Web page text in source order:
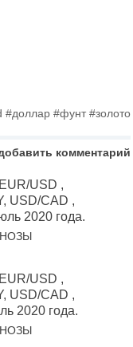
#доллар #фунт #золото
комментарий
USD ,
USD/САD ,
2020 года.
USD ,
USD/САD ,
2020 года.